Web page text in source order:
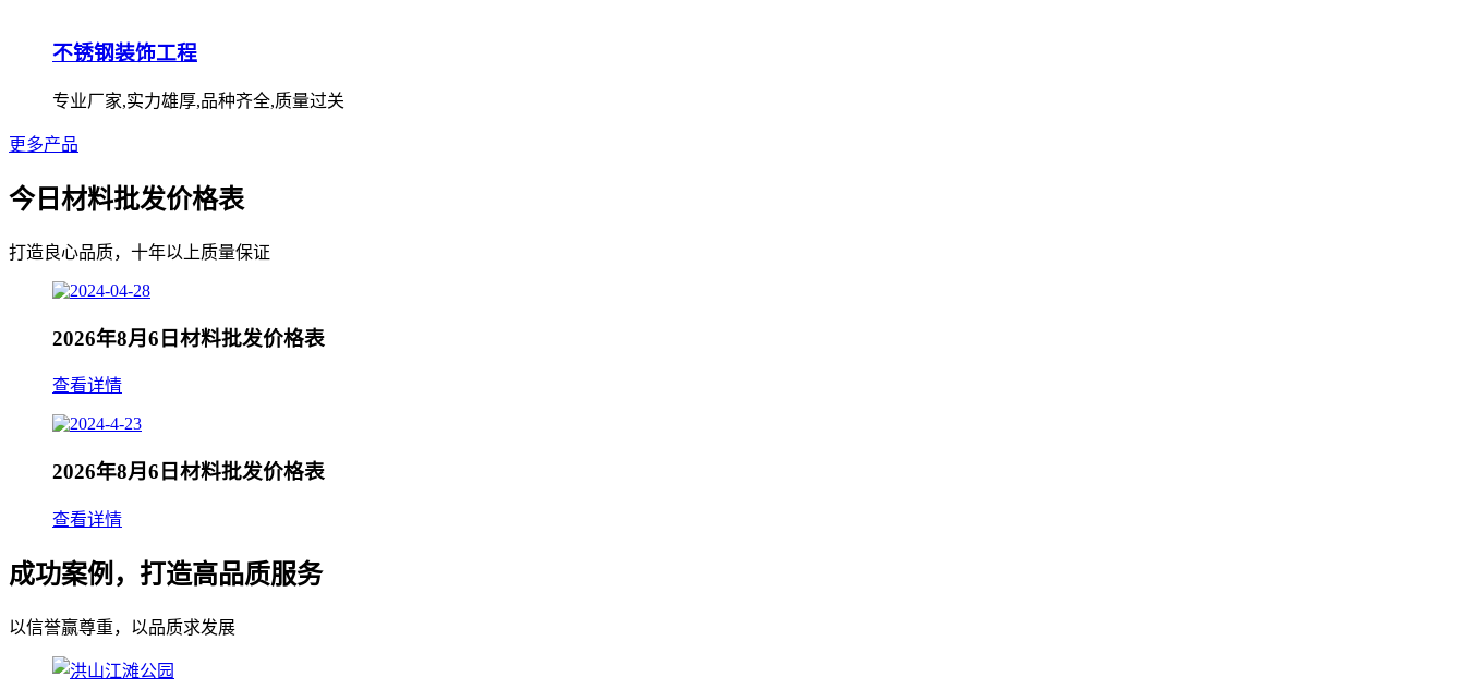
不锈钢装饰工程
专业厂家,实力雄厚,品种齐全,质量过关
更多产品
今日材料批发价格表
打造良心品质，十年以上质量保证
2026年8月6日材料批发价格表
查看详情
2026年8月6日材料批发价格表
查看详情
成功案例，打造高品质服务
以信誉赢尊重，以品质求发展